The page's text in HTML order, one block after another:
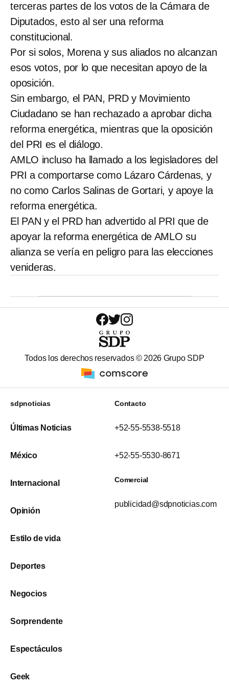
terceras partes de los votos de la Cámara de
Diputados, esto al ser una reforma
constitucional.
Por si solos, Morena y sus aliados no alcanzan
esos votos, por lo que necesitan apoyo de la
oposición.
Sin embargo, el PAN, PRD y Movimiento
Ciudadano se han rechazado a aprobar dicha
reforma energética, mientras que la oposición
del PRI es el diálogo.
AMLO incluso ha llamado a los legisladores del
PRI a comportarse como Lázaro Cárdenas, y
no como Carlos Salinas de Gortari, y apoye la
reforma energética.
El PAN y el PRD han advertido al PRI que de
apoyar la reforma energética de AMLO su
alianza se vería en peligro para las elecciones
venideras.
Todos los derechos reservados © 2026 Grupo SDP
sdpnoticias
Últimas Noticias
México
Internacional
Opinión
Estilo de vida
Deportes
Negocios
Sorprendente
Espectáculos
Geek
Contacto
+52-55-5538-5518
+52-55-5530-8671
Comercial
publicidad@sdpnoticias.com